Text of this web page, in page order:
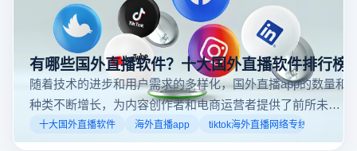
有哪些国外直播软件？十大国外直播软件排行榜
随着技术的进步和用户需求的多样化，国外直播app的数量和
种类不断增长，为内容创作者和电商运营者提供了前所未有
的机遇。如果你是一个跨境电商从业者，想要了解2025年十
大国外直播软件排行榜，那么你来对地方了！接下来跟着云
十大国外直播软件 海外直播app tiktok海外直播网络专线